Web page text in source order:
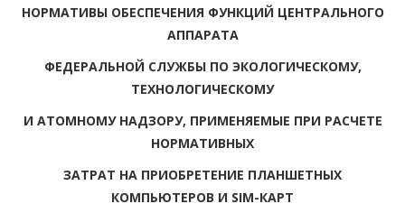
НОРМАТИВЫ ОБЕСПЕЧЕНИЯ ФУНКЦИЙ ЦЕНТРАЛЬНОГО
АППАРАТА
ФЕДЕРАЛЬНОЙ СЛУЖБЫ ПО ЭКОЛОГИЧЕСКОМУ,
ТЕХНОЛОГИЧЕСКОМУ
И АТОМНОМУ НАДЗОРУ, ПРИМЕНЯЕМЫЕ ПРИ РАСЧЕТЕ
НОРМАТИВНЫХ
ЗАТРАТ НА ПРИОБРЕТЕНИЕ ПЛАНШЕТНЫХ
КОМПЬЮТЕРОВ И SIM-КАРТ